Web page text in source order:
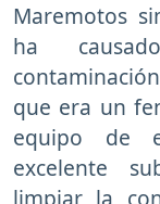
Maremotos
ha
que era un
equipo de
excelente